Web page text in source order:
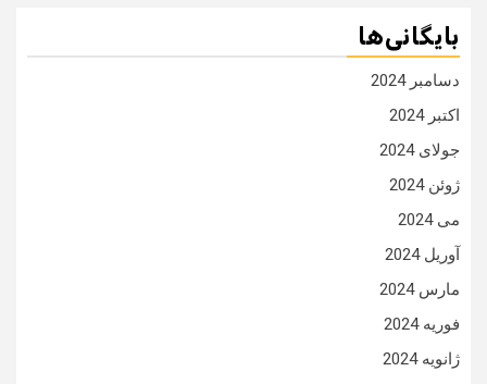
بایگانی‌ها
دسامبر 2024
اکتبر 2024
جولای 2024
ژوئن 2024
می 2024
آوریل 2024
مارس 2024
فوریه 2024
ژانویه 2024